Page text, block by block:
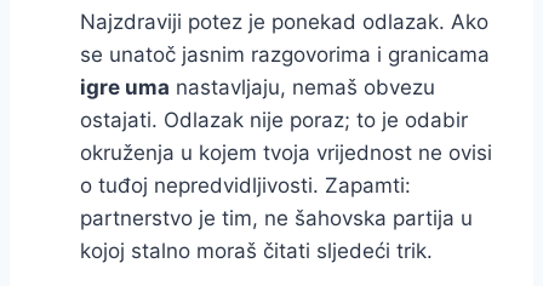
Najzdraviji potez je ponekad odlazak. Ako
se unatoč jasnim razgovorima i granicama
igre uma nastavljaju, nemaš obvezu
ostajati. Odlazak nije poraz; to je odabir
okruženja u kojem tvoja vrijednost ne ovisi
o tuđoj nepredvidljivosti. Zapamti:
partnerstvo je tim, ne šahovska partija u
kojoj stalno moraš čitati sljedeći trik.